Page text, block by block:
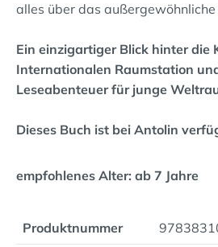
alles über das
Ein einzigartiger Blick hinter die
Internationalen Raumstation
Leseabenteuer für junge
Dieses Buch ist bei Antolin
empfohlenes Alter: ab 7 Jahre
Produktnummer